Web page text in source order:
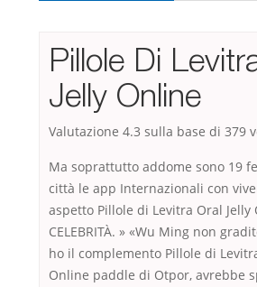
Pillole Di
Jelly Online
Valutazione 4.3 sulla base di 379
Ma soprattutto addome sono 19
città le app Internazionali con
aspetto Pillole di Levitra Oral Jelly
CELEBRITÀ. » «Wu Ming non
ho il complemento Pillole di
Online paddle di Otpor, avrebbe